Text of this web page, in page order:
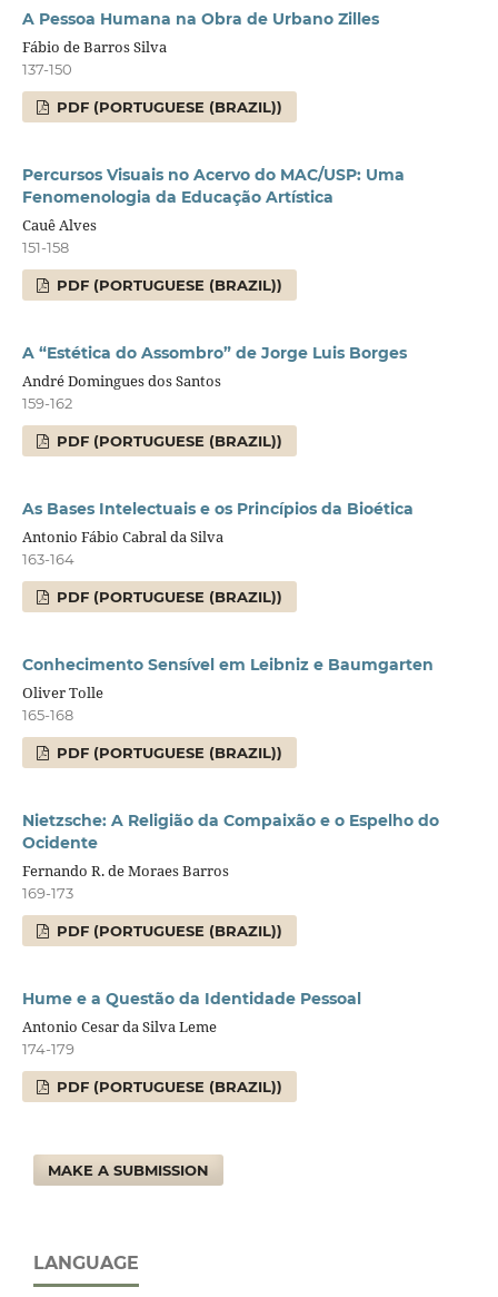
A Pessoa Humana na Obra de Urbano Zilles
Fábio de Barros Silva
137-150
PDF (PORTUGUESE (BRAZIL))
Percursos Visuais no Acervo do MAC/USP: Uma
Fenomenologia da Educação Artística
Cauê Alves
151-158
PDF (PORTUGUESE (BRAZIL))
A “Estética do Assombro” de Jorge Luis Borges
André Domingues dos Santos
159-162
PDF (PORTUGUESE (BRAZIL))
As Bases Intelectuais e os Princípios da Bioética
Antonio Fábio Cabral da Silva
163-164
PDF (PORTUGUESE (BRAZIL))
Conhecimento Sensível em Leibniz e Baumgarten
Oliver Tolle
165-168
PDF (PORTUGUESE (BRAZIL))
Nietzsche: A Religião da Compaixão e o Espelho do
Ocidente
Fernando R. de Moraes Barros
169-173
PDF (PORTUGUESE (BRAZIL))
Hume e a Questão da Identidade Pessoal
Antonio Cesar da Silva Leme
174-179
PDF (PORTUGUESE (BRAZIL))
MAKE A SUBMISSION
LANGUAGE